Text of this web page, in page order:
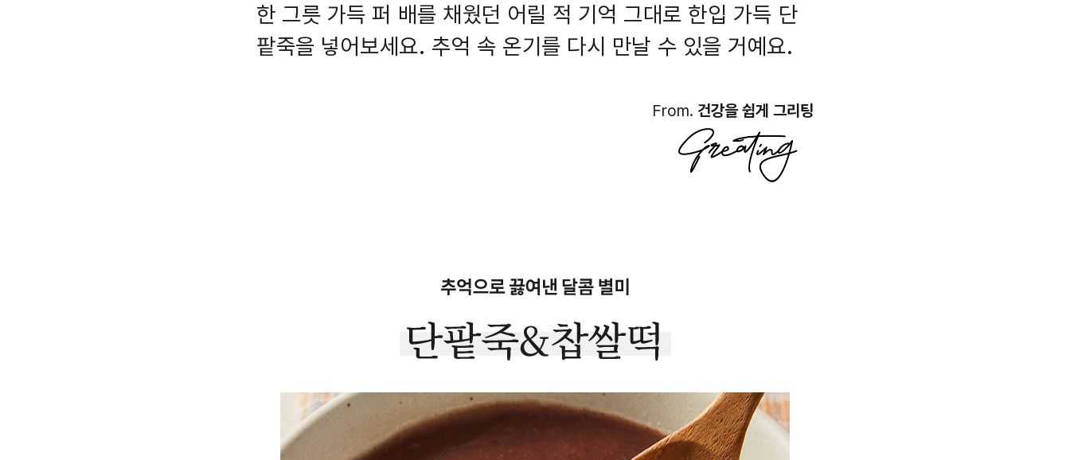
한 그릇 가득 퍼 배를 채웠던 어릴 적 기억 그대로 한입 가득 단
팥죽을 넣어보세요. 추억 속 온기를 다시 만날 수 있을 거예요.
From. 건강을 쉽게 그리팅